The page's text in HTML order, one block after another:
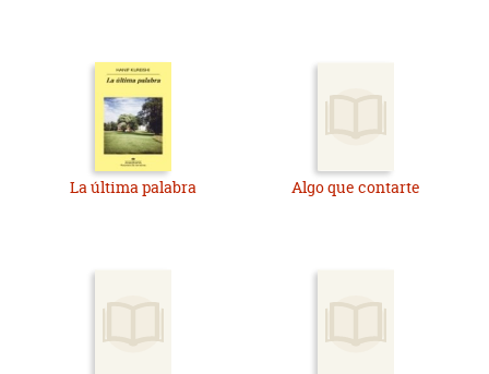
La última palabra Algo que contarte